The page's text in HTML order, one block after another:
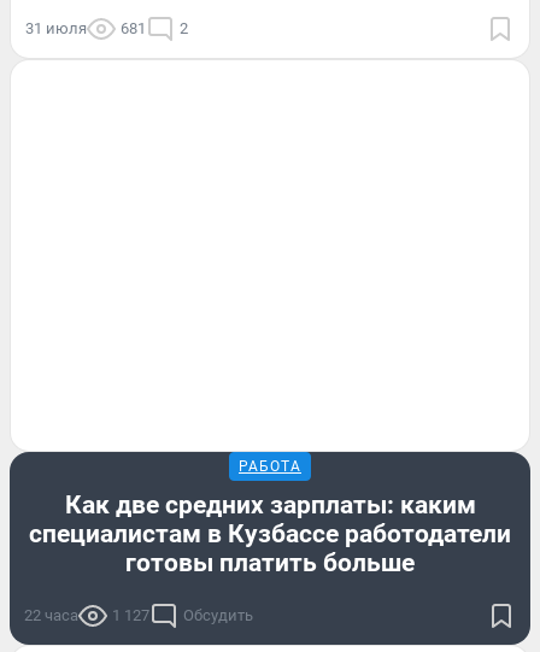
31 июля 681 2
РАБОТА
Как две средних зарплаты: каким
специалистам в Кузбассе работодатели
готовы платить больше
22 часа 1 127 Обсудить